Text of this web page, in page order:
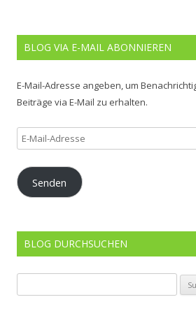
BLOG VIA E-MAIL ABONNIEREN
E-Mail-Adresse angeben, um
Beiträge via E-Mail zu erhalten.
E-
Mail-
Adresse
Senden
BLOG DURCHSUCHEN
nach: